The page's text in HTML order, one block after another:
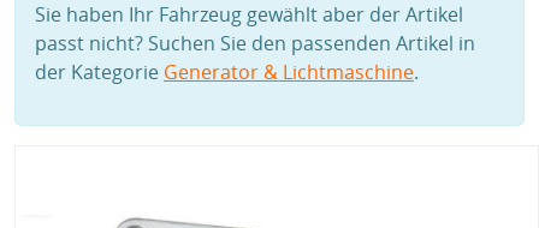
Sie haben Ihr Fahrzeug gewählt aber der Artikel
passt nicht? Suchen Sie den passenden Artikel in
der Kategorie Generator & Lichtmaschine.